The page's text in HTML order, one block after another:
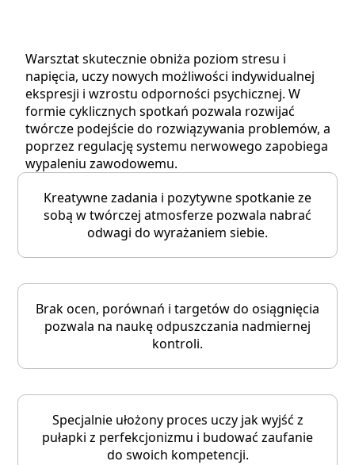
Warsztat skutecznie obniża poziom stresu i
napięcia, uczy nowych możliwości indywidualnej
ekspresji i wzrostu odporności psychicznej. W
formie cyklicznych spotkań pozwala rozwijać
twórcze podejście do rozwiązywania problemów, a
poprzez regulację systemu nerwowego zapobiega
wypaleniu zawodowemu.
Kreatywne zadania i pozytywne spotkanie ze
sobą w twórczej atmosferze pozwala nabrać
odwagi do wyrażaniem siebie.
Brak ocen, porównań i targetów do osiągnięcia
pozwala na naukę odpuszczania nadmiernej
kontroli.
Specjalnie ułożony proces uczy jak wyjść z
pułapki z perfekcjonizmu i budować zaufanie
do swoich kompetencji.